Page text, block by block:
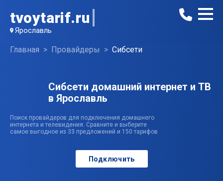
tvoytarif.ru
Ярославль
Главная Провайдеры Сибсети
Сибсети домашний интернет и ТВ
в Ярославль
Поиск провайдеров для подключения домашнего
интернета и телевидения. Сравните и выберите
самое выгодное из 33 предложений и 150 тарифов
Подключить